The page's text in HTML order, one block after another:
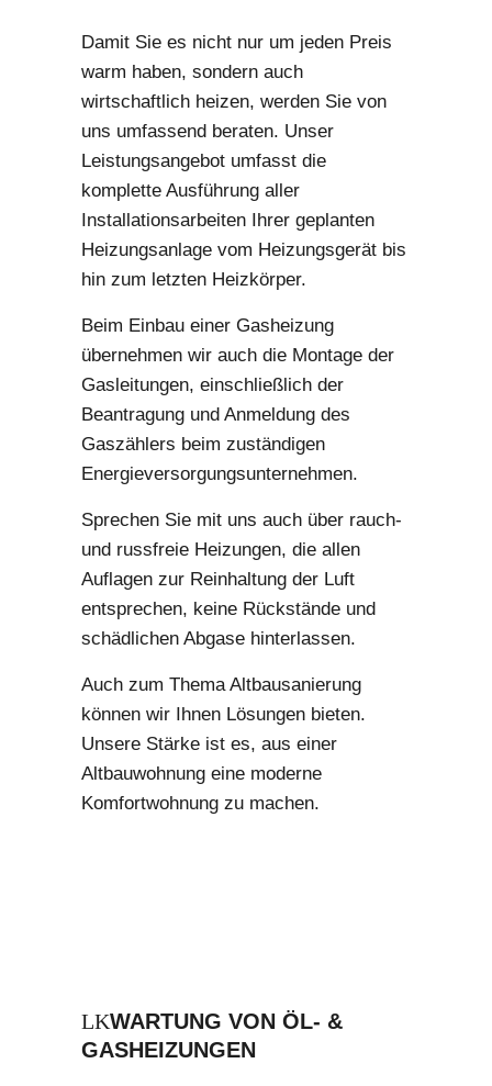
Damit Sie es nicht nur um jeden Preis
warm haben, sondern auch
wirtschaftlich heizen, werden Sie von
uns umfassend beraten. Unser
Leistungsangebot umfasst die
komplette Ausführung aller
Installationsarbeiten Ihrer geplanten
Heizungsanlage vom Heizungsgerät bis
hin zum letzten Heizkörper.
Beim Einbau einer Gasheizung
übernehmen wir auch die Montage der
Gasleitungen, einschließlich der
Beantragung und Anmeldung des
Gaszählers beim zuständigen
Energieversorgungsunternehmen.
Sprechen Sie mit uns auch über rauch-
und russfreie Heizungen, die allen
Auflagen zur Reinhaltung der Luft
entsprechen, keine Rückstände und
schädlichen Abgase hinterlassen.
Auch zum Thema Altbausanierung
können wir Ihnen Lösungen bieten.
Unsere Stärke ist es, aus einer
Altbauwohnung eine moderne
Komfortwohnung zu machen.
WARTUNG VON ÖL- &
GASHEIZUNGEN